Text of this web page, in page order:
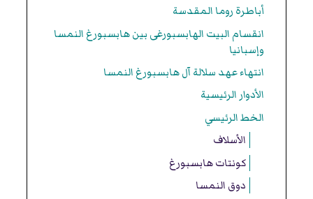
أباطرة روما المقدسة
انقسام البيت الهابسبورغى بين هابسبورغ النمسا
وإسبانيا
انتهاء عهد سلالة آل هابسبورغ النمسا
الأدوار الرئيسية
الخط الرئيسي
الأسلاف
كونتات هابسبورغ
دوق النمسا